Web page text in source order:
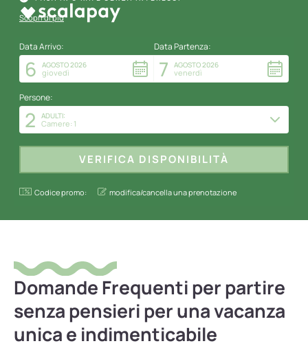
Scopri di più
Data Arrivo:
6 AGOSTO 2026
giovedì
Data Partenza:
7 AGOSTO 2026
venerdì
Persone:
2 ADULTI:
Camere: 1
Codice promo: modifica/cancella una prenotazione
Domande Frequenti per partire
senza pensieri per una vacanza
unica e indimenticabile